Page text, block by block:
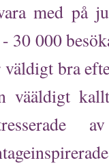
med på
30 000
bra
vääldigt